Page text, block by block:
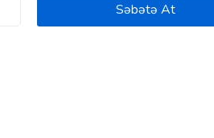
Səbətə At